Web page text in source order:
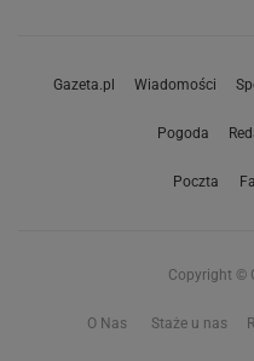
Gazeta.pl Wiadomości
Pogoda
Poczta
Copyright ©
O Nas Staże u nas